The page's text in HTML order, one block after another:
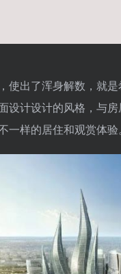
出了浑身解数，就
计设计的风格，与
样的居住和观赏体验。